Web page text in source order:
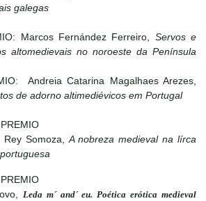
galegas
Marcos Fernández Ferreiro, Servos e
altomedievais no noroeste da Península
Andreia Catarina Magalhaes Arezes,
de adorno altimediévicos em Portugal
Rey Somoza,A nobreza medieval na lírca
Leda m´ and´ eu. Poética erótica medieval